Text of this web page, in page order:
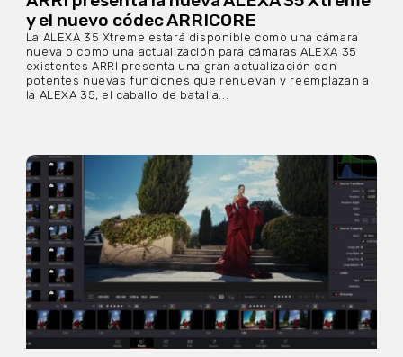
y el nuevo códec ARRICORE
La ALEXA 35 Xtreme estará disponible como una cámara
nueva o como una actualización para cámaras ALEXA 35
existentes ARRI presenta una gran actualización con
potentes nuevas funciones que renuevan y reemplazan a
la ALEXA 35, el caballo de batalla...